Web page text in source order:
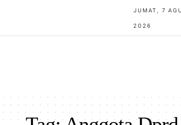
JUMAT, 7 AGU
2026